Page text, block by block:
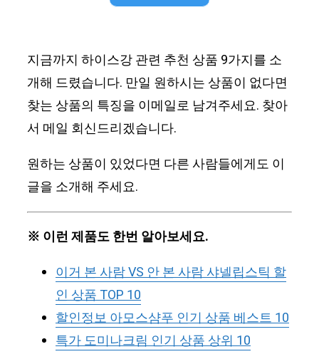
지금까지 하이스강 관련 추천 상품 9가지를 소
개해 드렸습니다. 만일 원하시는 상품이 없다면
찾는 상품의 특징을 이메일로 남겨주세요. 찾아
서 메일 회신드리겠습니다.
원하는 상품이 있었다면 다른 사람들에게도 이
글을 소개해 주세요.
※ 이런 제품도 한번 알아보세요.
이거 본 사람 VS 안 본 사람 샤넬립스틱 할
인 상품 TOP 10
할인정보 아모스샴푸 인기 상품 베스트 10
특가 도미나크림 인기 상품 상위 10